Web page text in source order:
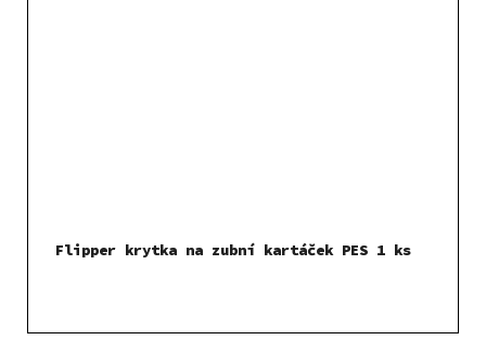
Flipper krytka na zubní kartáček PES 1 ks